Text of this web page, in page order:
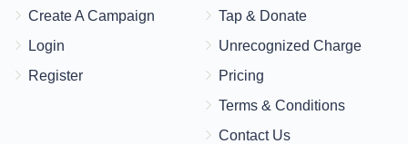
Create A Campaign
Login
Register
Tap & Donate
Unrecognized Charge
Pricing
Terms & Conditions
Contact Us